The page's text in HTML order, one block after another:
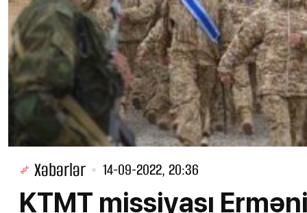
Xəbərlər 14-09-2022, 20:36
KTMT missiyası